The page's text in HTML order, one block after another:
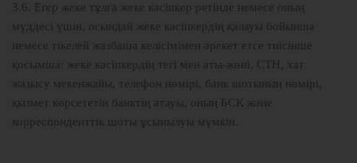
3.6. Егер жеке тұлға жеке кәсіпкер ретінде немесе оның
мүддесі үшін, осындай жеке кәсіпкердің қалауы бойынша
немесе тікелей жазбаша келісімімен әрекет етсе тиісінше
қосымша: жеке кәсіпкердің тегі мен аты-жөні, СТН, хат
жазысу мекенжайы, телефон нөмірі, банк шотының нөмірі,
қызмет көрсететін банктің атауы, оның БСК және
корреспонденттік шоты ұсынылуы мүмкін.